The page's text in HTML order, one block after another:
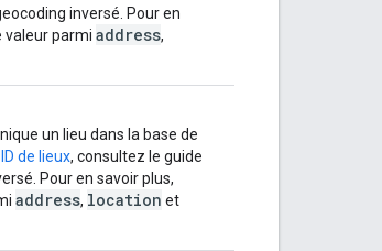
inversé. Pour en
valeur parmi address,
un lieu dans la base de
ID de lieux, consultez le guide
Pour en savoir plus,
address, location et